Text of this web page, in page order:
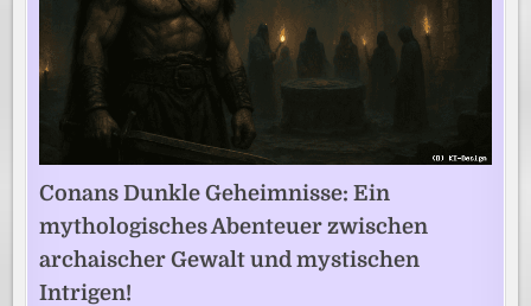
Conans Dunkle Geheimnisse: Ein
mythologisches Abenteuer zwischen
archaischer Gewalt und mystischen
Intrigen!